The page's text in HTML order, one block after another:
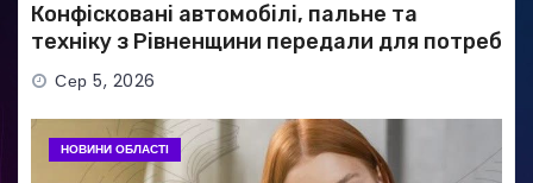
Конфісковані автомобілі, пальне та
техніку з Рівненщини передали для потреб
ЗСУСер 5, 2026
НОВИНИ ОБЛАСТІ